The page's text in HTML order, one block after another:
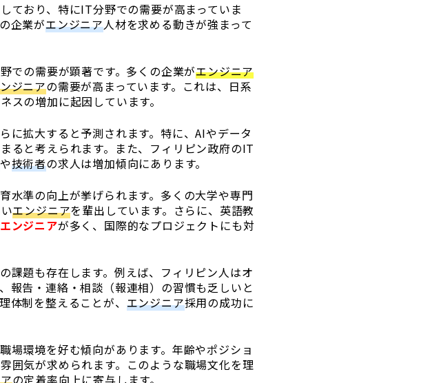
ており、特にIT分野での需要が高まっていま
企業がエンジニア人材を求める動きが強まって
での需要が顕著です。多くの企業がエンジニア
ジニアの需要が高まっています。これは、日系
の増加に起因しています。
に拡大すると予測されます。特に、AIやデータ
ると考えられます。また、フィリピン政府のIT
や技術者の求人は増加傾向にあります。
水準の向上が挙げられます。多くの大学や専門
エンジニアを輩出しています。さらに、英語教
エンジニアが多く、国際的なプロジェクトにも対
課題も存在します。例えば、フィリピン人はオ
報告・連絡・相談（報連相）の習慣も乏しいと
体制を整えることが、 エンジニア採用の成功に
場環境を好む傾向があります。年齢やポジショ
囲気が求められます。このような職場文化を理
の定着率向上に寄与します。